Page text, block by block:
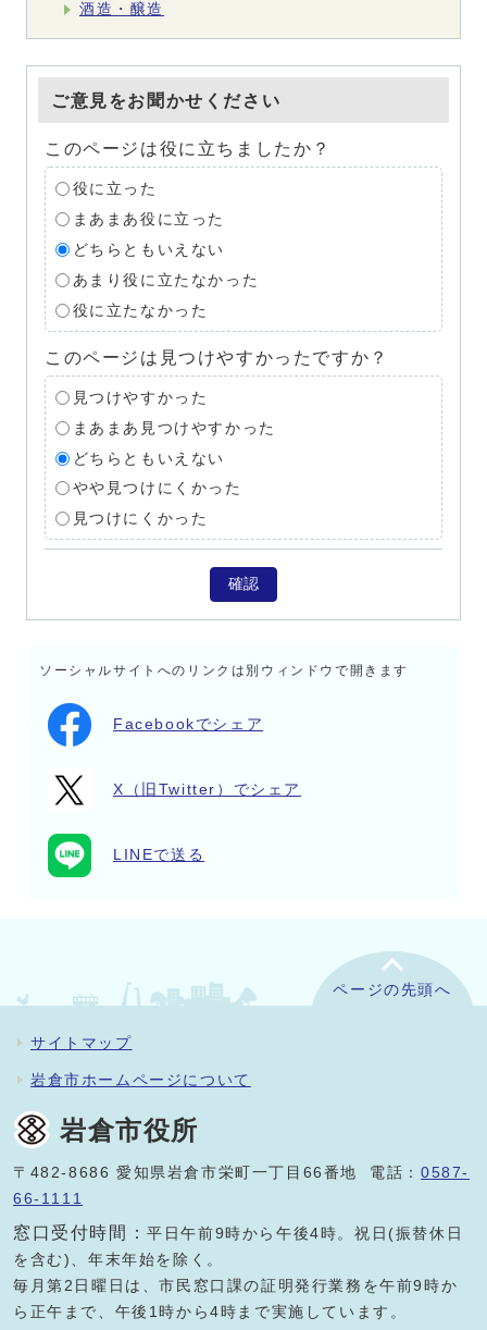
酒造・醸造
ご意見をお聞かせください
このページは役に立ちましたか？
役に立った
まあまあ役に立った
どちらともいえない
あまり役に立たなかった
役に立たなかった
このページは見つけやすかったですか？
見つけやすかった
まあまあ見つけやすかった
どちらともいえない
やや見つけにくかった
見つけにくかった
確認
ソーシャルサイトへのリンクは別ウィンドウで開きます
Facebookでシェア
X（旧Twitter）でシェア
LINEで送る
ページの先頭へ
サイトマップ
岩倉市ホームページについて
岩倉市役所
〒482-8686 愛知県岩倉市栄町一丁目66番地 電話：0587-
66-1111
窓口受付時間：平日午前9時から午後4時。祝日(振替休日
を含む)、年末年始を除く。
毎月第2日曜日は、市民窓口課の証明発行業務を午前9時か
ら正午まで、午後1時から4時まで実施しています。